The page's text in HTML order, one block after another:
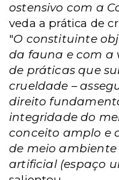
ostensivo com a
veda a prática de
"O constituinte
da fauna e com a
de práticas que
crueldade –
direito
integridade do
conceito amplo e
de meio
artificial (espaço